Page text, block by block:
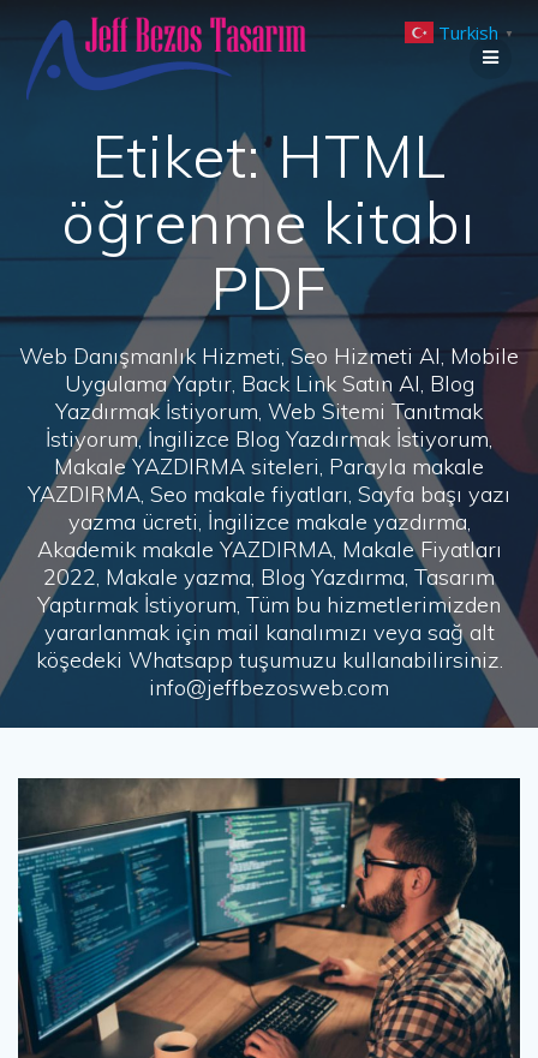
to
Etiket:HTML
öğrenme kitabı
PDF
Web Danışmanlık Hizmeti, Seo Hizmeti Al, Mobile
Uygulama Yaptır, Back Link Satın Al, Blog
Yazdırmak İstiyorum, Web Sitemi Tanıtmak
İstiyorum, İngilizce Blog Yazdırmak İstiyorum,
Makale YAZDIRMA siteleri, Parayla makale
YAZDIRMA, Seo makale fiyatları, Sayfa başı yazı
yazma ücreti, İngilizce makale yazdırma,
Akademik makale YAZDIRMA, Makale Fiyatları
2022, Makale yazma, Blog Yazdırma, Tasarım
Yaptırmak İstiyorum, Tüm bu hizmetlerimizden
yararlanmak için mail kanalımızı veya sağ alt
köşedeki Whatsapp tuşumuzu kullanabilirsiniz.
info@jeffbezosweb.com
Turkish ▼